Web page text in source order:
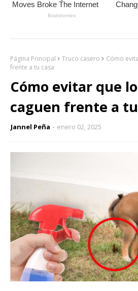
Página Principal Truco casero
Cómo
frente a tu casa
Cómo evitar que
caguen frente a
Jannel Peña enero 02, 2025